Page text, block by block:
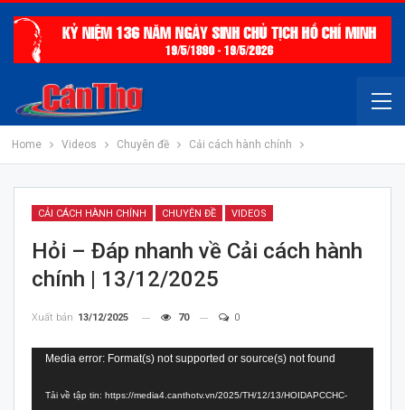
Home Videos Chuyên đề Cải cách hành chính
CẢI CÁCH HÀNH CHÍNH CHUYÊN ĐỀ VIDEOS
Hỏi – Đáp nhanh về Cải cách hành
chính | 13/12/2025
Xuất bản 13/12/2025 70 0
Trình
Video
Media error: Format(s) not supported or source(s) not found
Tải về tập tin: https://media4.canthotv.vn/2025/TH/12/13/HOIDAPCCHC-